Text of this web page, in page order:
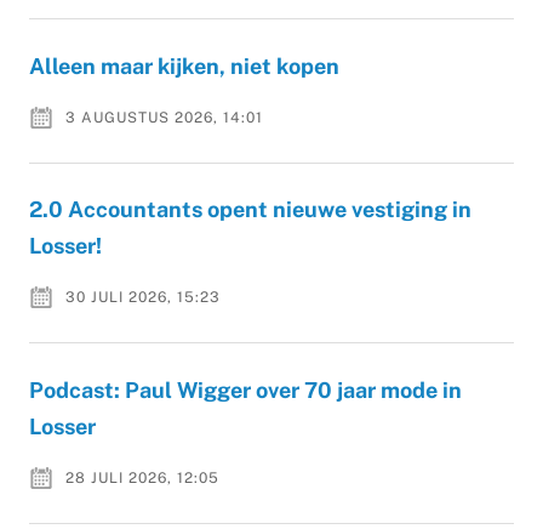
Alleen maar kijken, niet kopen
3 AUGUSTUS 2026, 14:01
2.0 Accountants opent nieuwe vestiging in
Losser!
30 JULI 2026, 15:23
Podcast: Paul Wigger over 70 jaar mode in
Losser
28 JULI 2026, 12:05